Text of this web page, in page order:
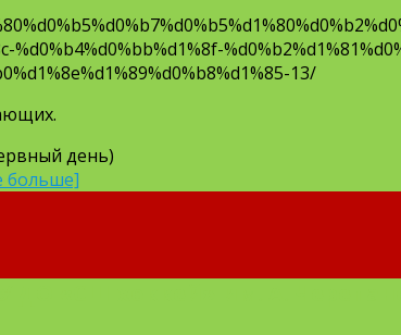
%d0%b4%d0%bb%d1%8f-
13/
день)
больше]